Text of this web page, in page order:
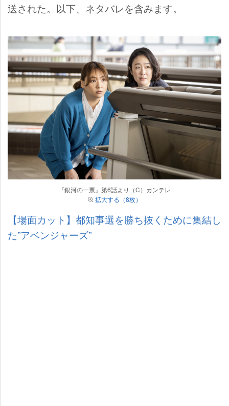
送された。以下、ネタバレを含みます。
『銀河の一票』第6話より（C）カンテレ
拡大する（8枚）
【場面カット】都知事選を勝ち抜くために集結し
た”アベンジャーズ”